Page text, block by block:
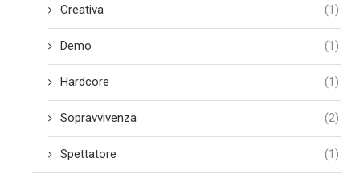
Creativa (1)
Demo (1)
Hardcore (1)
Sopravvivenza (2)
Spettatore (1)